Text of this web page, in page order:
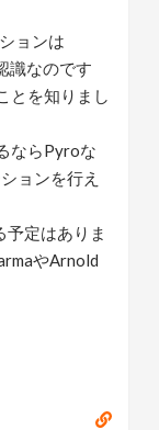
ョンは
識なのです
とを知りまし
ならPyroな
ョンを行え
予定はありま
やArnold